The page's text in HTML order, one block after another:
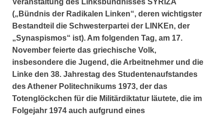
Veranstaltung des Linksbündnisses SYRIZA
(„Bündnis der Radikalen Linken“, deren wichtigster
Bestandteil die Schwesterpartei der LINKEn, der
„Synaspismos“ ist). Am folgenden Tag, am 17.
November feierte das griechische Volk,
insbesondere die Jugend, die Arbeitnehmer und die
Linke den 38. Jahrestag des Studentenaufstandes
des Athener Politechnikums 1973, der das
Totenglöckchen für die Militärdiktatur läutete, die im
Folgejahr 1974 auch aufgrund eines